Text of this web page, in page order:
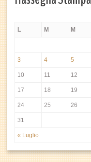
L
M M
« Luglio
3 4 5
10 11 12
17 18 19
24 25 26
31